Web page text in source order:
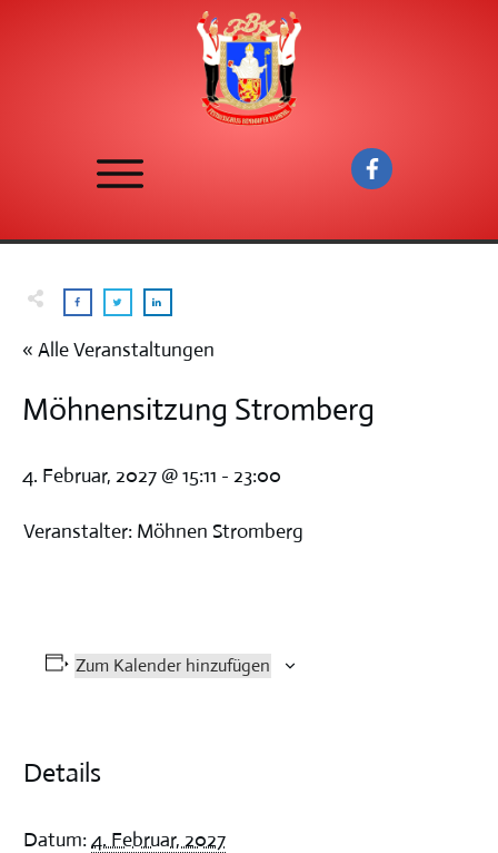
« Alle Veranstaltungen
Möhnensitzung Stromberg
4. Februar, 2027 @ 15:11 - 23:00
Veranstalter: Möhnen Stromberg
Zum Kalender hinzufügen
Details
Datum:4. Februar, 2027